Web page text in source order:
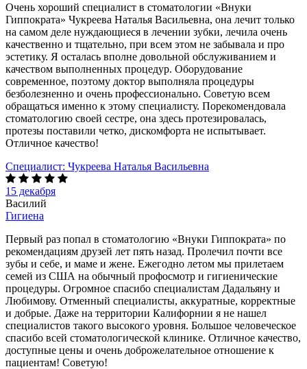
Очень хороший специалист в стоматологии «Внуки
Гиппократа» Чукреева Наталья Васильевна, она лечит только
на самом деле нуждающиеся в лечении зубки, лечила очень
качественно и тщательно, при всем этом не забывала и про
эстетику. Я осталась вполне довольной обслуживанием и
качеством выполненных процедур. Оборудование
современное, поэтому доктор выполняла процедуры
безболезненно и очень профессионально. Советую всем
обращаться именно к этому специалисту. Порекомендовала
стоматологию своей сестре, она здесь протезировалась,
протезы поставили четко, дискомфорта не испытывает.
Отличное качество!
Специалист: Чукреева Наталья Васильевна
15 декабря
Василий
Гигиена
Первый раз попал в стоматологию «Внуки Гиппократа» по
рекомендациям друзей лет пять назад. Пролечил почти все
зубы и себе, и маме и жене. Ежегодно летом мы прилетаем
семей из США на обычный профосмотр и гигиенические
процедуры. Огромное спасибо специалистам Дадальяну и
Любимову. Отменный специалисты, аккуратные, корректные
и добрые. Даже на территории Калифорнии я не нашел
специалистов такого высокого уровня. Большое человеческое
спасибо всей стоматологической клинике. Отличное качество,
доступные цены и очень доброжелательное отношение к
пациентам! Советую!